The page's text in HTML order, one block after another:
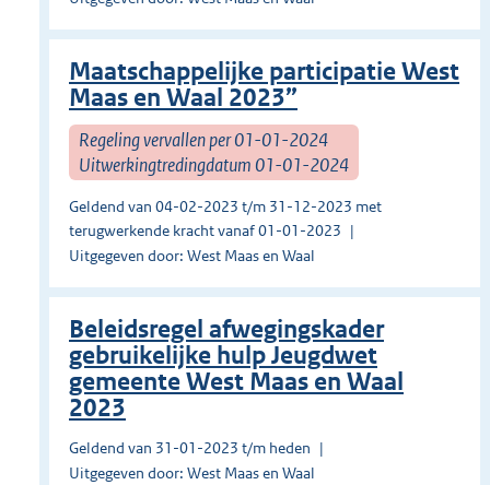
Maatschappelijke participatie West
Maas en Waal 2023”
Regeling vervallen per 01-01-2024
Uitwerkingtredingdatum 01-01-2024
Geldend van 04-02-2023 t/m 31-12-2023 met
terugwerkende kracht vanaf 01-01-2023
Uitgegeven door: West Maas en Waal
Beleidsregel afwegingskader
gebruikelijke hulp Jeugdwet
gemeente West Maas en Waal
2023
Geldend van 31-01-2023 t/m heden
Uitgegeven door: West Maas en Waal